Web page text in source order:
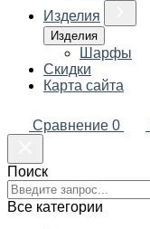
Изделия
Изделия
Шарфы
Скидки
Карта сайта
Сравнение 0
Поиск
Все категории